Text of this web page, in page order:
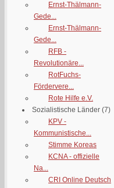
Ernst-Thälmann-
Gede...
Ernst-Thälmann-
Gede...
RFB -
Revolutionäre...
RotFuchs-
Fördervere...
Rote Hilfe e.V.
Sozialistische Länder (7)
KPV -
Kommunistische...
Stimme Koreas
KCNA - offizielle
Na...
CRI Online Deutsch